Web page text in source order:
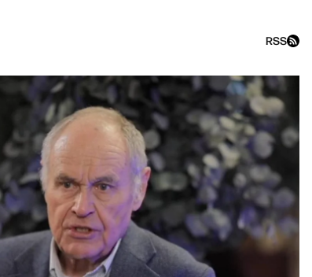
RSS
с Дмитрием Быковым: